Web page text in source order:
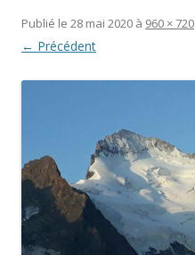
Publié le 28 mai 2020 à 960 × 720
← Précédent